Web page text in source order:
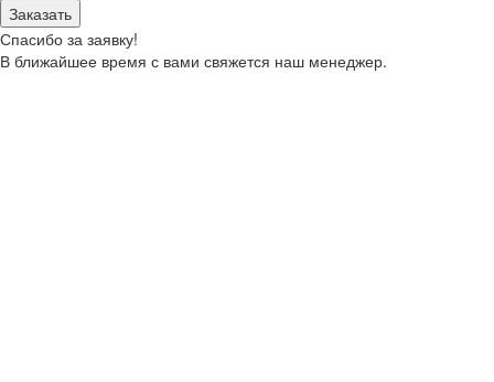
Заказать
Спасибо за заявку!
В ближайшее время с вами свяжется наш менеджер.